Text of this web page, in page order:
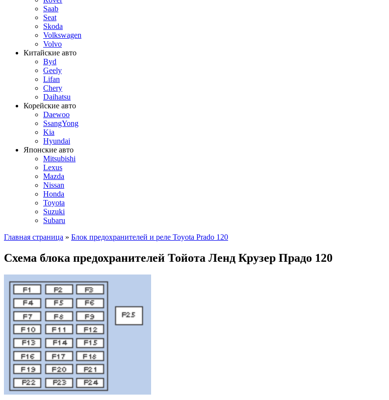
Saab
Seat
Skoda
Volkswagen
Volvo
Китайские авто
Byd
Geely
Lifan
Chery
Daihatsu
Корейские авто
Daewoo
SsangYong
Kia
Hyundai
Японские авто
Mitsubishi
Lexus
Mazda
Nissan
Honda
Toyota
Suzuki
Subaru
Главная страница » Блок предохранителей и реле Toyota Prado 120
Схема блока предохранителей Тойота Ленд Крузер Прадо 120